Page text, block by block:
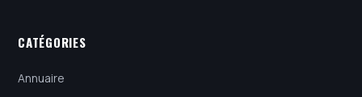
CATÉGORIES
Annuaire